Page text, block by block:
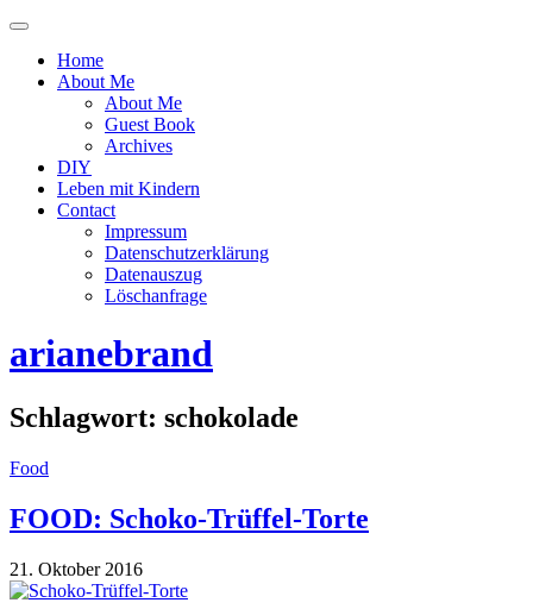
Menü
oder
ausblenden
Home
About Me
About Me
Guest Book
Archives
DIY
Leben mit Kindern
Contact
Impressum
Datenschutzerklärung
Datenauszug
Löschanfrage
arianebrand
Schlagwort: schokolade
Food
FOOD: Schoko-Trüffel-Torte
21. Oktober 2016